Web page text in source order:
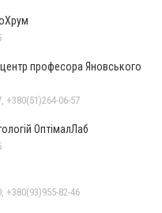
професора Яновського
+380(51)264-06-57
ОптімалЛаб
+380(93)955-82-46